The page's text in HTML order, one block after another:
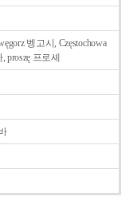
벵고시, Częstochowa
proszę 프로셰